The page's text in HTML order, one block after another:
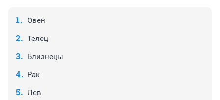
Овен
Телец
Близнецы
Рак
Лев